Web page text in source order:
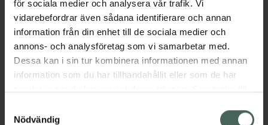
för sociala medier och analysera vår trafik. Vi
vidarebefordrar även sådana identifierare och annan
information från din enhet till de sociala medier och
annons- och analysföretag som vi samarbetar med.
Dessa kan i sin tur kombinera informationen med annan
information som du har tillhandahållit eller som de har
återkalla ditt samtycke via webbplatsens
Nödvändig